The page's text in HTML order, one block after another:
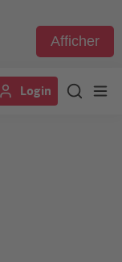
Afficher
Login